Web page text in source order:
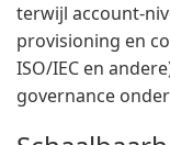
terwijl account-
provisioning en
ISO/IEC en
governance